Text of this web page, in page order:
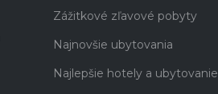
Zážitkové zľavové pobyty
Najnovšie ubytovania
Najlepšie hotely a ubytovanie